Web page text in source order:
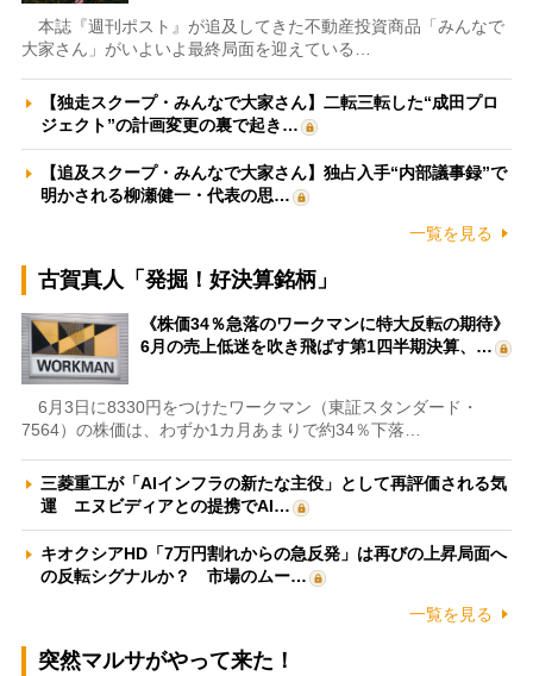
本誌『週刊ポスト』が追及してきた不動産投資商品「みんなで
大家さん」がいよいよ最終局面を迎えている…
【独走スクープ・みんなで大家さん】二転三転した“成田プロ
ジェクト”の計画変更の裏で起き…
【追及スクープ・みんなで大家さん】独占入手“内部議事録”で
明かされる柳瀬健一・代表の思…
一覧を見る
古賀真人「発掘！好決算銘柄」
《株価34％急落のワークマンに特大反転の期待》
6月の売上低迷を吹き飛ばす第1四半期決算、…
6月3日に8330円をつけたワークマン（東証スタンダード・
7564）の株価は、わずか1カ月あまりで約34％下落…
三菱重工が「AIインフラの新たな主役」として再評価される気
運 エヌビディアとの提携でAI…
キオクシアHD「7万円割れからの急反発」は再びの上昇局面へ
の反転シグナルか？ 市場のムー…
一覧を見る
突然マルサがやって来た！